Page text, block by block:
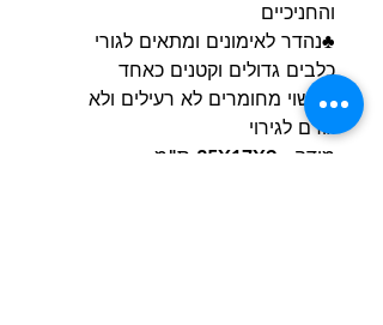
והחניכיים
♣נהדר לאימונים ומתאים לגורי
כלבים גדולים וקטנים כאחד
♣עשוי מחומרים לא רעילים ולא
גורם לגירוי
מידה : 25X17X9 ס"מ